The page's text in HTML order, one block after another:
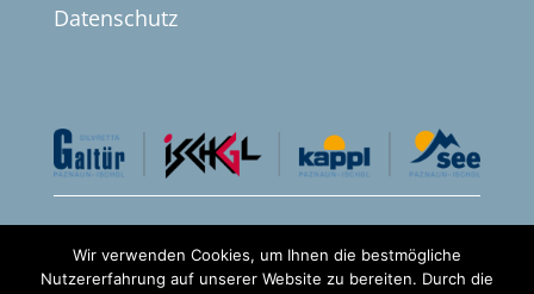
Datenschutz
 
Wir verwenden Cookies, um Ihnen die bestmögliche
Nutzererfahrung auf unserer Website zu bereiten. Durch die